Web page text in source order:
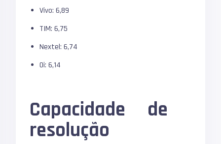
Vivo: 6,89
TIM: 6,75
Nextel: 6,74
Oi: 6,14
Capacidade de
resolução